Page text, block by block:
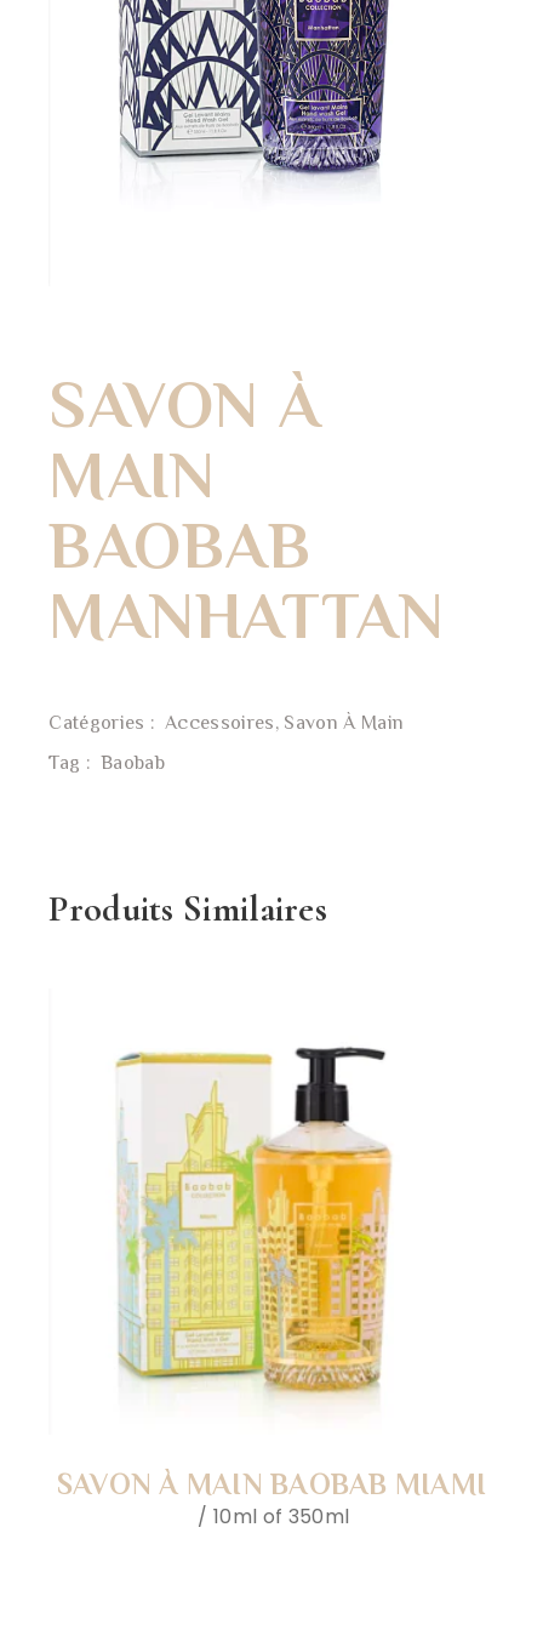
SAVON À
MAIN
BAOBAB
MANHATTAN
Catégories : Accessoires, Savon À Main
Tag : Baobab
Produits Similaires
SAVON À MAIN BAOBAB MIAMI
10ml of 350ml